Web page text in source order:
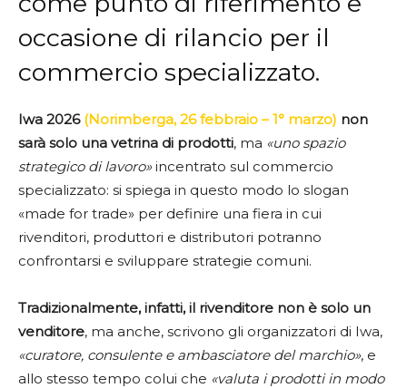
occasione di rilancio per il
commercio specializzato.
Iwa 2026 (Norimberga, 26 febbraio – 1° marzo) non
sarà solo una vetrina di prodotti, ma «uno spazio
strategico di lavoro»incentrato sul commercio
specializzato: si spiega in questo modo lo slogan
«made for trade» per definire una fiera in cui
rivenditori, produttori e distributori potranno
confrontarsi e sviluppare strategie comuni.
Tradizionalmente, infatti, il rivenditore non è solo un
venditore, ma anche, scrivono gli organizzatori di Iwa,
«curatore, consulente e ambasciatore del marchio», e
allo stesso tempo colui che «valuta i prodotti in modo